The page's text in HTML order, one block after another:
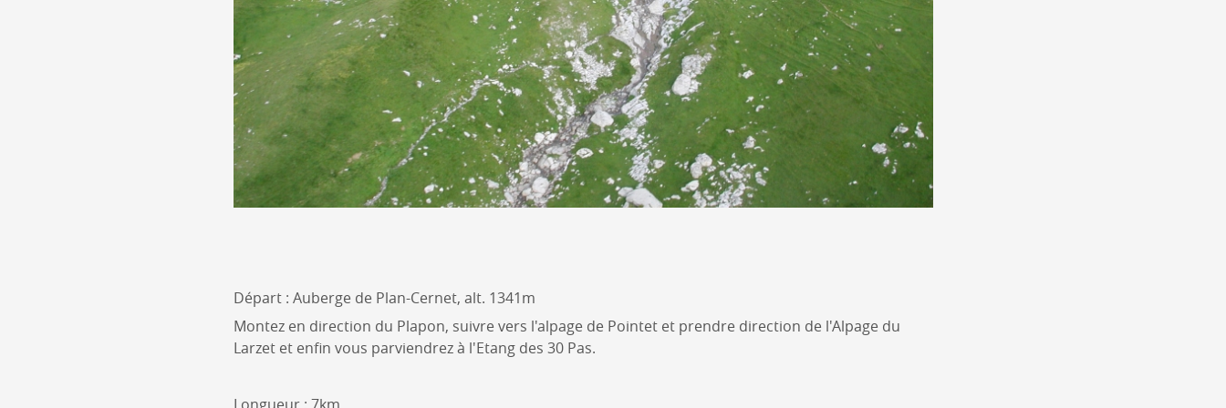
Départ : Auberge de Plan-Cernet, alt. 1341m
Montez en direction du Plapon, suivre vers l'alpage de Pointet et prendre direction de l'Alpage du
Larzet et enfin vous parviendrez à l'Etang des 30 Pas.